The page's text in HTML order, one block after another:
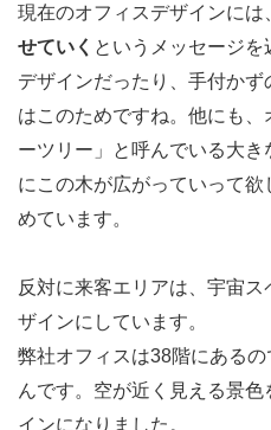
現在のオフィスデザインには
せていく というメッセージ
デザインだったり、手付か
はこのためですね。他にも
ーツリー」と呼んでいる大
にこの木が広がっていって
めています。
反対に来客エリアは、宇宙
ザインにしています。
弊社オフィスは38階にある
んです。空が近く見える景
インになりました。